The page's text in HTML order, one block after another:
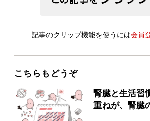
記事のクリップ機能を使うには会員
こちらもどうぞ
腎臓と生活習
重ねが、腎臓